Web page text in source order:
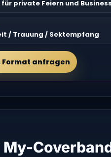
private Feiern und
/ Trauung / Sektempfang
Format anfragen